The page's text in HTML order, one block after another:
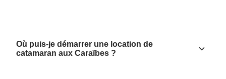
Où puis-je démarrer une location de
catamaran aux Caraïbes ?